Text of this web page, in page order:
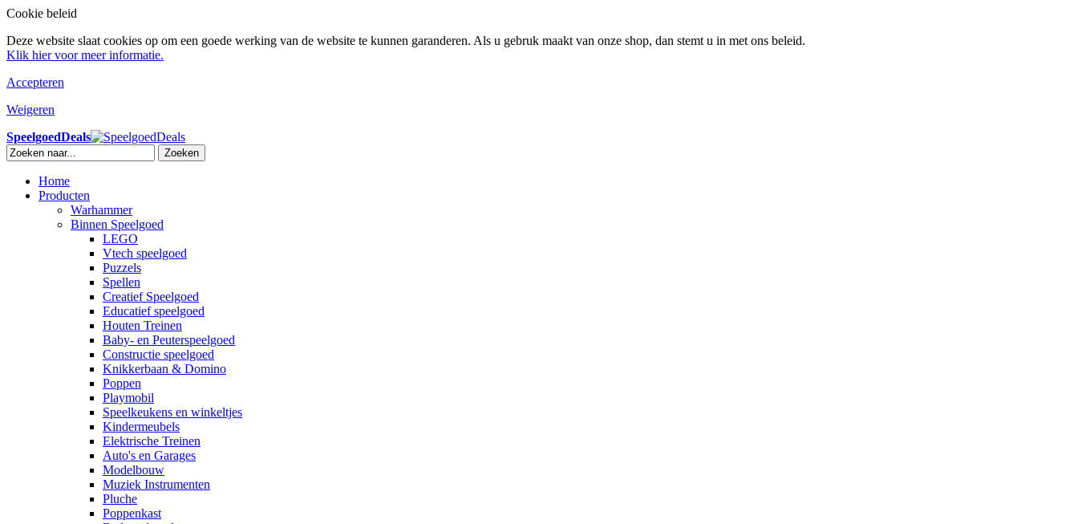
Cookie beleid
Deze website slaat cookies op om een goede werking van de website te kunnen garanderen. Als u gebruk maakt van onze shop, dan stemt u in met ons beleid.
Klik hier voor meer informatie.
Accepteren
Weigeren
SpeelgoedDeals
Zoeken
Home
Producten
Warhammer
Binnen Speelgoed
LEGO
Vtech speelgoed
Puzzels
Spellen
Creatief Speelgoed
Educatief speelgoed
Houten Treinen
Baby- en Peuterspeelgoed
Constructie speelgoed
Knikkerbaan & Domino
Poppen
Playmobil
Speelkeukens en winkeltjes
Kindermeubels
Elektrische Treinen
Auto's en Garages
Modelbouw
Muziek Instrumenten
Pluche
Poppenkast